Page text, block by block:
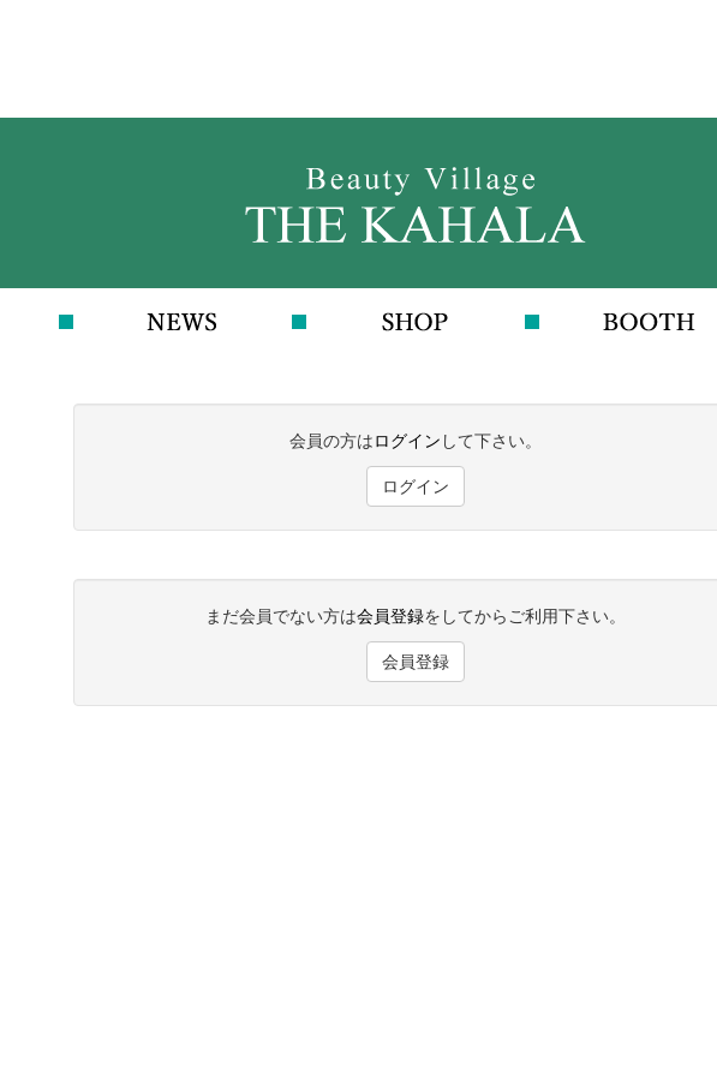
会員の方はログイン して下さい。
ログイン
まだ会員でない方は会員登録をしてからご利用下さい。
会員登録